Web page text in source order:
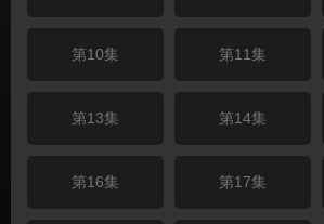
第10集 第11集
第13集 第14集
第16集 第17集